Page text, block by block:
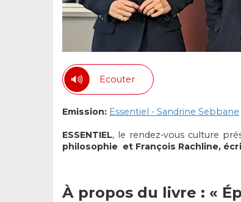
Ecouter
Emission: Essentiel - Sandrine Sebbane
ESSENTIEL, le rendez-vous culture
philosophie et François Rachline,
À propos du livre : «